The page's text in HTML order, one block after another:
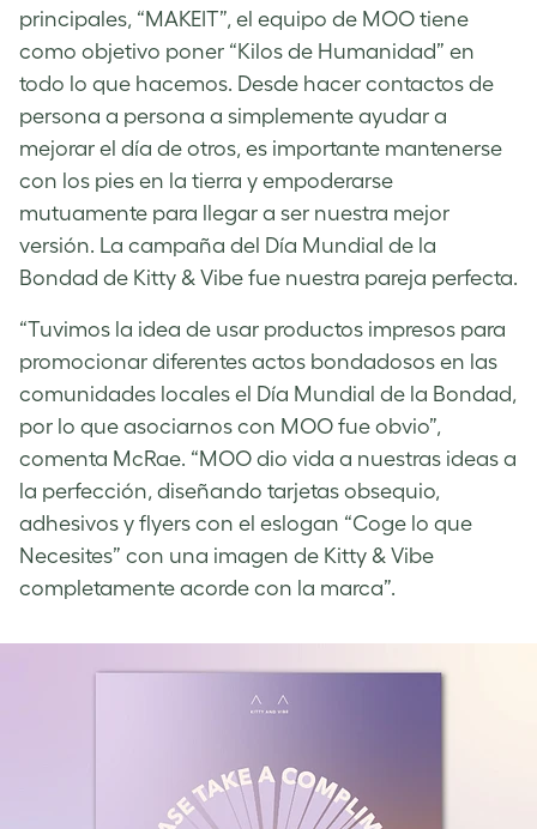
principales, “MAKEIT”, el equipo de MOO tiene
como objetivo poner “Kilos de Humanidad” en
todo lo que hacemos. Desde hacer contactos de
persona a persona a simplemente ayudar a
mejorar el día de otros, es importante mantenerse
con los pies en la tierra y empoderarse
mutuamente para llegar a ser nuestra mejor
versión. La campaña del Día Mundial de la
Bondad de Kitty & Vibe fue nuestra pareja perfecta.
“Tuvimos la idea de usar productos impresos para
promocionar diferentes actos bondadosos en las
comunidades locales el Día Mundial de la Bondad,
por lo que asociarnos con MOO fue obvio”,
comenta McRae. “MOO dio vida a nuestras ideas a
la perfección, diseñando tarjetas obsequio,
adhesivos y flyers con el eslogan “Coge lo que
Necesites” con una imagen de Kitty & Vibe
completamente acorde con la marca”.